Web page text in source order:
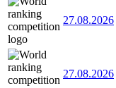
27.08.2026
27.08.2026